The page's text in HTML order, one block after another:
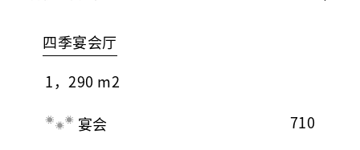
四季宴会厅
1，290 m2
宴会
710